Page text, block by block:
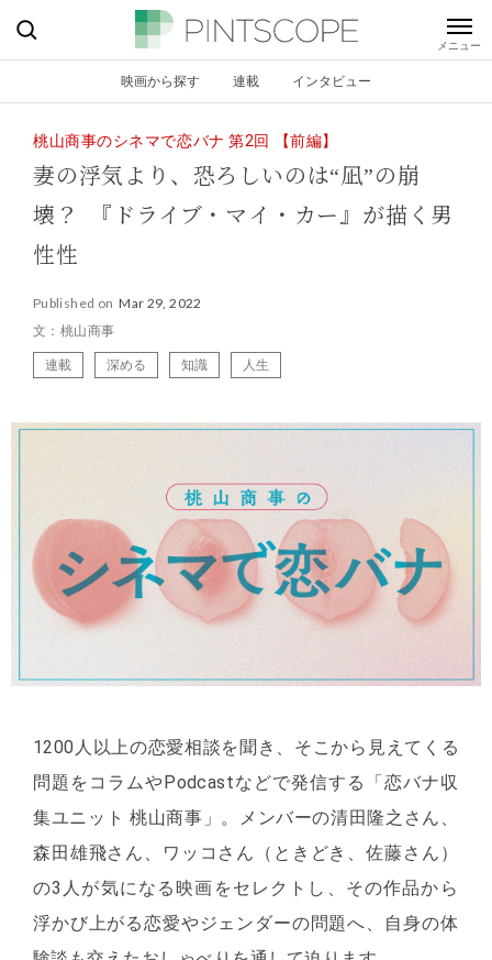
映画から探す 連載 インタビュー
桃山商事のシネマで恋バナ 第2回 【前編】
妻の浮気より、恐ろしいのは“凪”の崩
壊？ 『ドライブ・マイ・カー』が描く男
性性
Published on Mar 29, 2022
文：桃山商事
連載 深める 知識 人生
1200人以上の恋愛相談を聞き、そこから見えてくる
問題をコラムやPodcastなどで発信する「恋バナ収
集ユニット 桃山商事」。メンバーの清田隆之さん、
森田雄飛さん、ワッコさん（ときどき、佐藤さん）
の3人が気になる映画をセレクトし、その作品から
浮かび上がる恋愛やジェンダーの問題へ、自身の体